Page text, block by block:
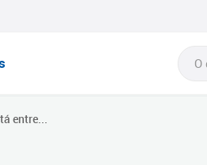
entre...